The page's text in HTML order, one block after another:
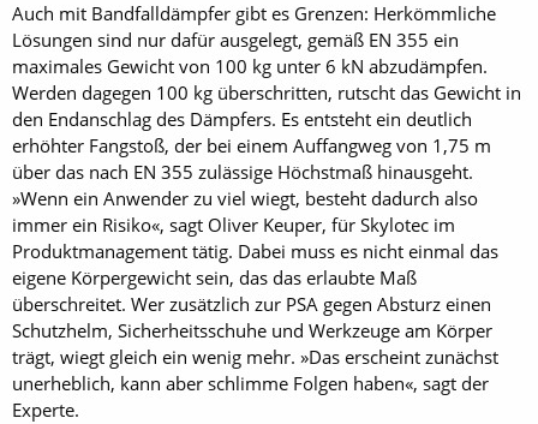
Auch mit Bandfalldämpfer gibt es Grenzen: Herkömmliche
Lösungen sind nur dafür ausgelegt, gemäß EN 355 ein
maximales Gewicht von 100 kg unter 6 kN abzudämpfen.
Werden dagegen 100 kg überschritten, rutscht das Gewicht in
den Endanschlag des Dämpfers. Es entsteht ein deutlich
erhöhter Fangstoß, der bei einem Auffangweg von 1,75 m
über das nach EN 355 zulässige Höchstmaß hinausgeht.
»Wenn ein Anwender zu viel wiegt, besteht dadurch also
immer ein Risiko«, sagt Oliver Keuper, für Skylotec im
Produktmanagement tätig. Dabei muss es nicht einmal das
eigene Körpergewicht sein, das das erlaubte Maß
überschreitet. Wer zusätzlich zur PSA gegen Absturz einen
Schutzhelm, Sicherheitsschuhe und Werkzeuge am Körper
trägt, wiegt gleich ein wenig mehr. »Das erscheint zunächst
unerheblich, kann aber schlimme Folgen haben«, sagt der
Experte.